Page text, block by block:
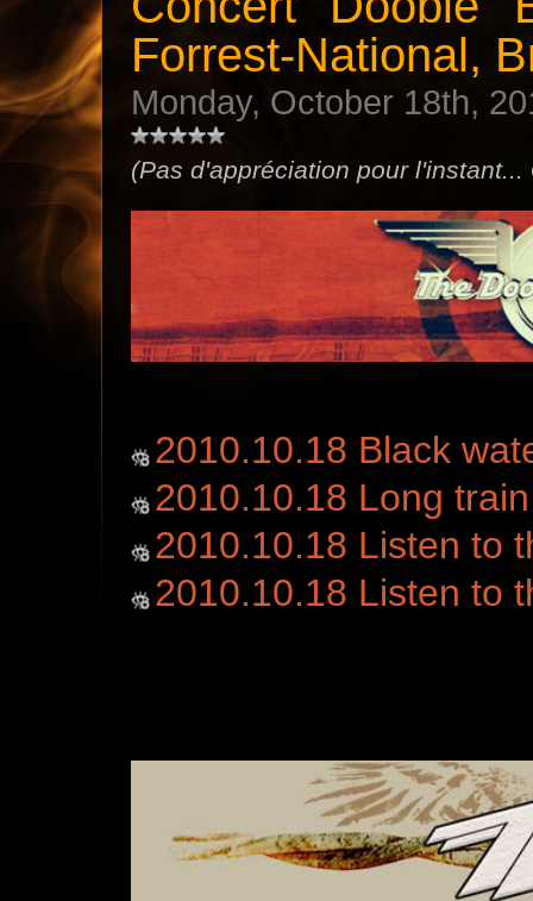
Forrest-National,
Monday, October 18th,
(Pas d'appréciation pour l'instant...
2010.10.18 Black
2010.10.18 Long
2010.10.18 Listen to
2010.10.18 Listen to